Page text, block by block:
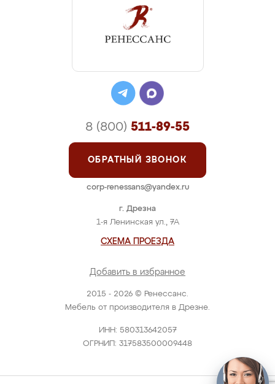
2015 - 2026 © Ренессанс.
Мебель от производителя в Дрезне.
ИНН: 580313642057
ОГРНИП: 317583500009448
г. Дрезна
1-я Ленинская ул., 7А
СХЕМА ПРОЕЗДА
Добавить в избранное
8 (800) 511-89-55
ОБРАТНЫЙ ЗВОНОК
corp-renessans@yandex.ru